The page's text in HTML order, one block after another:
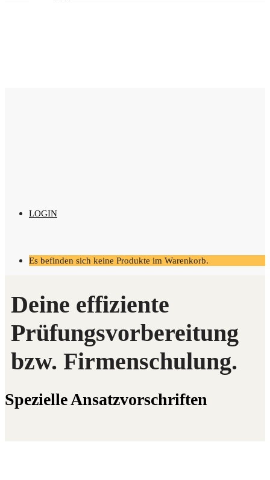
LOGIN
Es befinden sich keine Produkte im Warenkorb.
Spe­zi­el­le Ansatzvorschriften